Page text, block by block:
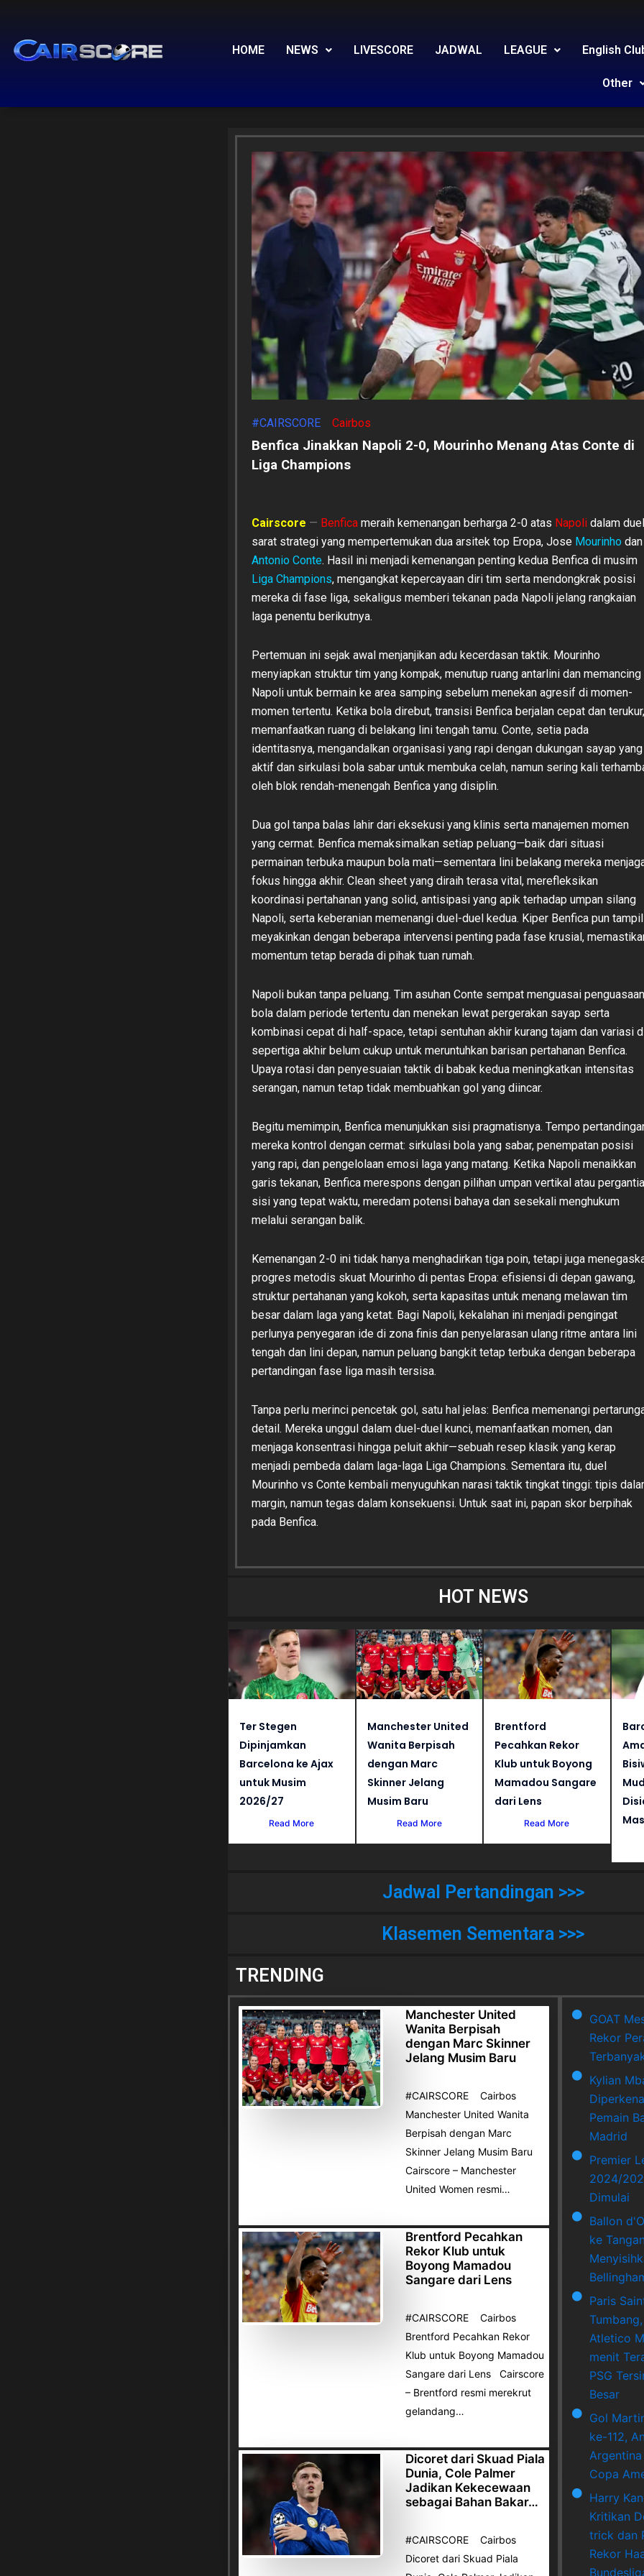
content
HOME NEWS LIVESCORE JADWAL LEAGUE English
Other
#CAIRSCORE Cairbos
Benfica Jinakkan Napoli 2-0, Mourinho Menang Atas Conte di
Liga Champions
Cairscore — Benfica meraih kemenangan berharga 2-0 atas Napoli dalam duel
sarat strategi yang mempertemukan dua arsitek top Eropa, Jose Mourinho dan
Antonio Conte. Hasil ini menjadi kemenangan penting kedua Benfica di musim
Liga Champions, mengangkat kepercayaan diri tim serta mendongkrak posisi
mereka di fase liga, sekaligus memberi tekanan pada Napoli jelang rangkaian
laga penentu berikutnya.
Pertemuan ini sejak awal menjanjikan adu kecerdasan taktik. Mourinho
menyiapkan struktur tim yang kompak, menutup ruang antarlini dan memancing
Napoli untuk bermain ke area samping sebelum menekan agresif di momen-
momen tertentu. Ketika bola direbut, transisi Benfica berjalan cepat dan terukur,
memanfaatkan ruang di belakang lini tengah tamu. Conte, setia pada
identitasnya, mengandalkan organisasi yang rapi dengan dukungan sayap yang
aktif dan sirkulasi bola sabar untuk membuka celah, namun sering kali
oleh blok rendah-menengah Benfica yang disiplin.
Dua gol tanpa balas lahir dari eksekusi yang klinis serta manajemen momen
yang cermat. Benfica memaksimalkan setiap peluang—baik dari situasi
permainan terbuka maupun bola mati—sementara lini belakang mereka
fokus hingga akhir. Clean sheet yang diraih terasa vital, merefleksikan
koordinasi pertahanan yang solid, antisipasi yang apik terhadap umpan silang
Napoli, serta keberanian memenangi duel-duel kedua. Kiper Benfica pun tampil
meyakinkan dengan beberapa intervensi penting pada fase krusial,
momentum tetap berada di pihak tuan rumah.
Napoli bukan tanpa peluang. Tim asuhan Conte sempat menguasai penguasaan
bola dalam periode tertentu dan menekan lewat pergerakan sayap serta
kombinasi cepat di half-space, tetapi sentuhan akhir kurang tajam dan variasi
sepertiga akhir belum cukup untuk meruntuhkan barisan pertahanan Benfica.
Upaya rotasi dan penyesuaian taktik di babak kedua meningkatkan intensitas
serangan, namun tetap tidak membuahkan gol yang diincar.
Begitu memimpin, Benfica menunjukkan sisi pragmatisnya. Tempo
mereka kontrol dengan cermat: sirkulasi bola yang sabar, penempatan posisi
yang rapi, dan pengelolaan emosi laga yang matang. Ketika Napoli menaikkan
garis tekanan, Benfica merespons dengan pilihan umpan vertikal atau
sisi yang tepat waktu, meredam potensi bahaya dan sesekali menghukum
melalui serangan balik.
Kemenangan 2-0 ini tidak hanya menghadirkan tiga poin, tetapi juga
progres metodis skuat Mourinho di pentas Eropa: efisiensi di depan gawang,
struktur pertahanan yang kokoh, serta kapasitas untuk menang melawan tim
besar dalam laga yang ketat. Bagi Napoli, kekalahan ini menjadi pengingat
perlunya penyegaran ide di zona finis dan penyelarasan ulang ritme antara lini
tengah dan lini depan, namun peluang bangkit tetap terbuka dengan beberapa
pertandingan fase liga masih tersisa.
Tanpa perlu merinci pencetak gol, satu hal jelas: Benfica memenangi
detail. Mereka unggul dalam duel-duel kunci, memanfaatkan momen, dan
menjaga konsentrasi hingga peluit akhir—sebuah resep klasik yang kerap
menjadi pembeda dalam laga-laga Liga Champions. Sementara itu, duel
Mourinho vs Conte kembali menyuguhkan narasi taktik tingkat tinggi: tipis
margin, namun tegas dalam konsekuensi. Untuk saat ini, papan skor berpihak
pada Benfica.
HOT NEWS
Ter Stegen
Dipinjamkan
Barcelona ke Ajax
untuk Musim
2026/27
Read More
Manchester United
Wanita Berpisah
dengan Marc
Skinner Jelang
Musim Baru
Read More
Brentford
Pecahkan Rekor
Klub untuk Boyong
Mamadou Sangare
dari Lens
Read More
Jadwal Pertandingan >>>
Klasemen Sementara >>>
TRENDING
Manchester United
Wanita Berpisah
dengan Marc Skinner
Jelang Musim Baru
#CAIRSCORE Cairbos
Manchester United Wanita
Berpisah dengan Marc
Skinner Jelang Musim Baru
Cairscore – Manchester
United Women resmi…
Brentford Pecahkan
Rekor Klub untuk
Boyong Mamadou
Sangare dari Lens
#CAIRSCORE Cairbos
Brentford Pecahkan Rekor
Klub untuk Boyong Mamadou
Sangare dari Lens Cairscore
– Brentford resmi merekrut
gelandang…
Dicoret dari Skuad Piala
Dunia, Cole Palmer
Jadikan Kekecewaan
sebagai Bahan Bakar…
#CAIRSCORE Cairbos
Dicoret dari Skuad Piala
GOAT
Rekor
Kylian
Pemain
Madrid
Premier
2024/
Dimulai
Ballon
ke
Paris
Atletico
menit
PSG
Besar
Gol
ke-112,
Copa
Harry
Kritikan
trick dan
Rekor